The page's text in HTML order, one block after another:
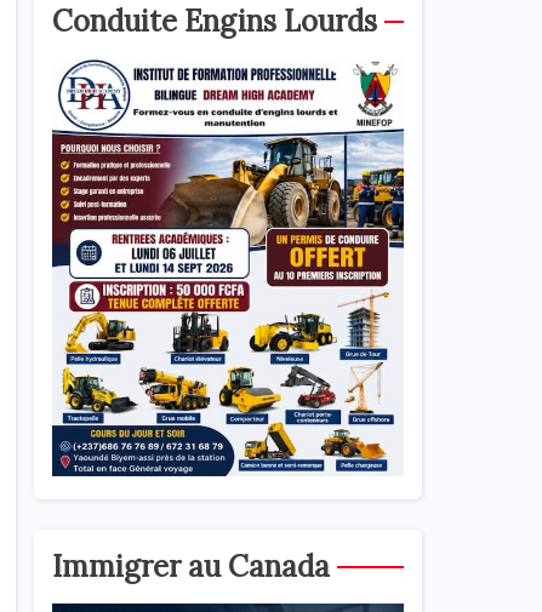
Conduite Engins Lourds
Immigrer au Canada